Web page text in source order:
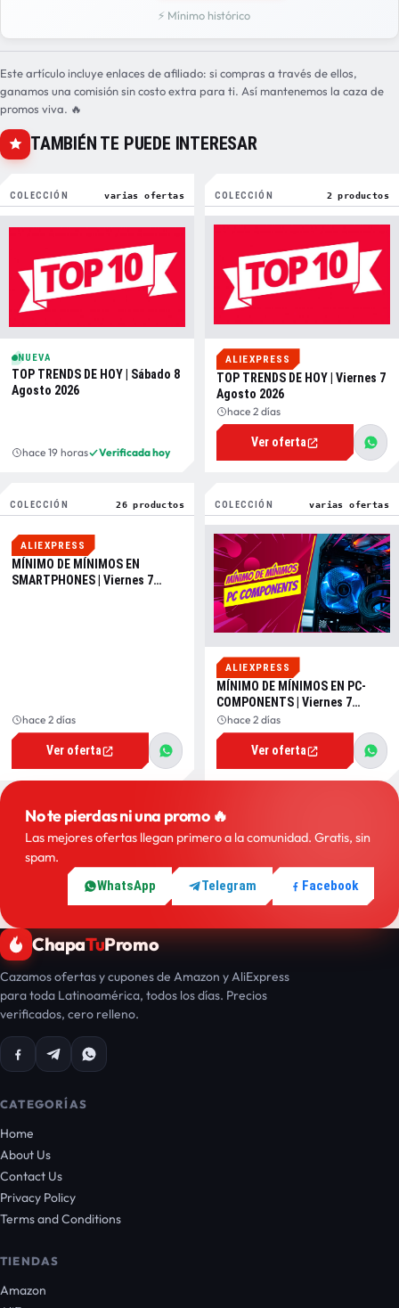
⚡ Mínimo histórico
Este artículo incluye enlaces de afiliado: si compras a través de ellos,
ganamos una comisión sin costo extra para ti. Así mantenemos la caza de
promos viva. 🔥
TAMBIÉN TE PUEDE INTERESAR
COLECCIÓN varias ofertas
NUEVA
TOP TRENDS DE HOY | Sábado 8
Agosto 2026
hace 19 horas Verificada hoy
COLECCIÓN 2 productos
ALIEXPRESS
TOP TRENDS DE HOY | Viernes 7
Agosto 2026
hace 2 días
Ver oferta
COLECCIÓN 26 productos
ALIEXPRESS
MÍNIMO DE MÍNIMOS EN
SMARTPHONES | Viernes 7
hace 2 días
Ver oferta
COLECCIÓN varias ofertas
ALIEXPRESS
MÍNIMO DE MÍNIMOS EN PC-
COMPONENTS | Viernes 7
Agosto 2026
hace 2 días
Ver oferta
No te pierdas ni una promo 🔥
Las mejores ofertas llegan primero a la comunidad. Gratis, sin
spam.
WhatsApp Telegram Facebook
ChapaTuPromo
Cazamos ofertas y cupones de Amazon y AliExpress
para toda Latinoamérica, todos los días. Precios
verificados, cero relleno.
CATEGORÍAS
Home
About Us
Contact Us
Privacy Policy
Terms and Conditions
TIENDAS
Amazon